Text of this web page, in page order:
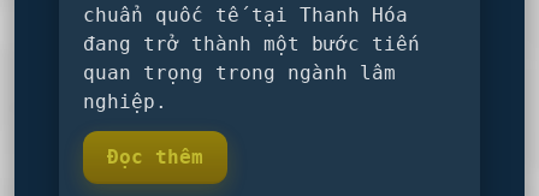
chuẩn quốc tế tại Thanh Hóa
đang trở thành một bước tiến
quan trọng trong ngành lâm
nghiệp.
Đọc thêm